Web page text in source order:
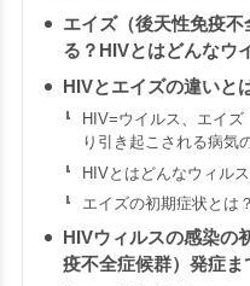
エイズ（後天性免疫
る？HIVとはどんなウ
HIVとエイズの違いと
HIV=ウイルス、エイ
り引き起こされる病気
HIVとはどんなウィル
エイズの初期症状とは？
HIVウィルスの感染の
疫不全症候群）発症ま